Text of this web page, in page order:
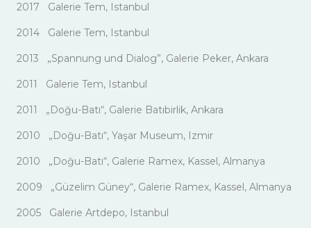
2017 Galerie Tem, Istanbul
2014 Galerie Tem, Istanbul
2013 „Spannung und Dialog”, Galerie Peker, Ankara
2011 Galerie Tem, Istanbul
2011 „Doğu-Batı“, Galerie Batıbirlik, Ankara
2010 „Doğu-Batı“, Yaşar Museum, Izmir
2010 „Doğu-Batı“, Galerie Ramex, Kassel, Almanya
2009 „Güzelim Güney“, Galerie Ramex, Kassel, Almanya
2005 Galerie Artdepo, Istanbul